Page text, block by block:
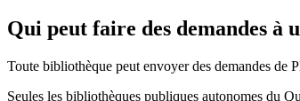
Qui peut faire des demandes à
Toute bibliothèque peut envoyer des demandes de
Seules les bibliothèques publiques autonomes du